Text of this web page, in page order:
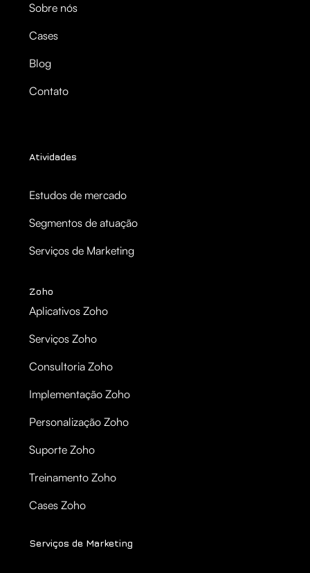
Sobre nós
Cases
Blog
Contato
Atividades
Estudos de mercado
Segmentos de atuação
Serviços de Marketing
Zoho
Aplicativos Zoho
Serviços Zoho
Consultoria Zoho
Implementação Zoho
Personalização Zoho
Suporte Zoho
Treinamento Zoho
Cases Zoho
Serviços de Marketing